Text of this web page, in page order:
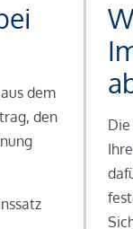
dem
den
Ihre